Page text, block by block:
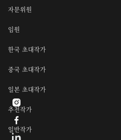
자문위원
임원
한국 초대작가
중국 초대작가
일본 초대작가
추천작가
일반작가

